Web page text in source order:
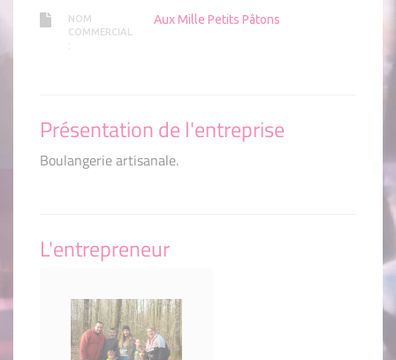
NOM
COMMERCIAL
:
Aux Mille Petits Pâtons
Présentation de l'entreprise
Boulangerie artisanale.
L'entrepreneur